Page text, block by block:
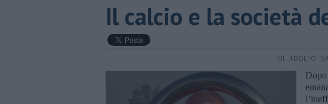
​Il calcio e la società
DI ADOLFO